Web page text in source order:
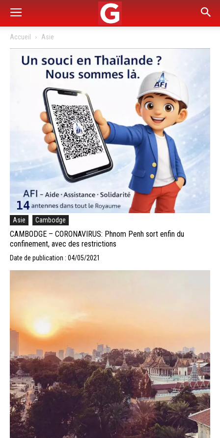
Accueil Asie
Asie Cambodge
CAMBODGE – CORONAVIRUS: Phnom Penh sort enfin du
confinement, avec des restrictions
Date de publication : 04/05/2021